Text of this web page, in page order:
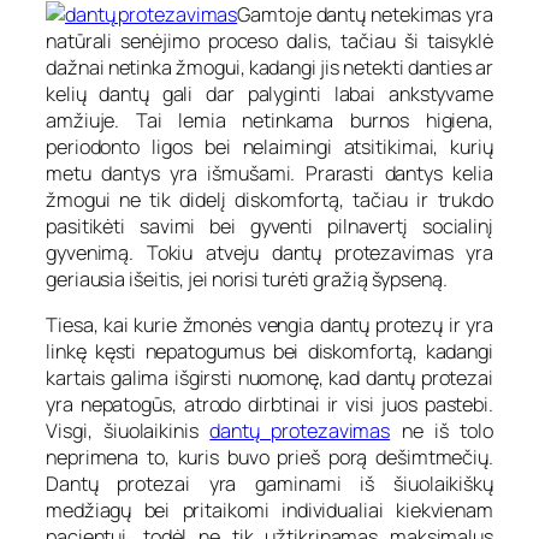
Gamtoje dantų netekimas yra
natūrali senėjimo proceso dalis, tačiau ši taisyklė
dažnai netinka žmogui, kadangi jis netekti danties ar
kelių dantų gali dar palyginti labai ankstyvame
amžiuje. Tai lemia netinkama burnos higiena,
periodonto ligos bei nelaimingi atsitikimai, kurių
metu dantys yra išmušami. Prarasti dantys kelia
žmogui ne tik didelį diskomfortą, tačiau ir trukdo
pasitikėti savimi bei gyventi pilnavertį socialinį
gyvenimą. Tokiu atveju dantų protezavimas yra
geriausia išeitis, jei norisi turėti gražią šypseną.
Tiesa, kai kurie žmonės vengia dantų protezų ir yra
linkę kęsti nepatogumus bei diskomfortą, kadangi
kartais galima išgirsti nuomonę, kad dantų protezai
yra nepatogūs, atrodo dirbtinai ir visi juos pastebi.
Visgi, šiuolaikinisdantų protezavimas ne iš tolo
neprimena to, kuris buvo prieš porą dešimtmečių.
Dantų protezai yra gaminami iš šiuolaikiškų
medžiagų bei pritaikomi individualiai kiekvienam